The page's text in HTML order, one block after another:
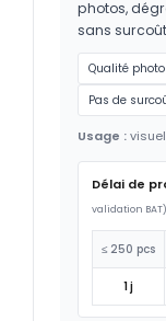
photos,
sans
Qualité photo
Pas de
Usage :
Délai de
validation BAT)
≤ 250 pcs
1 j